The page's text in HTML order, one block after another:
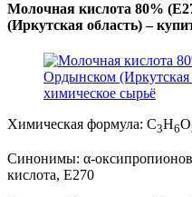
Молочная кислота 80%
(Иркутская область) –
Химическая формула: C3H6O
Синонимы: α-
кислота, Е270